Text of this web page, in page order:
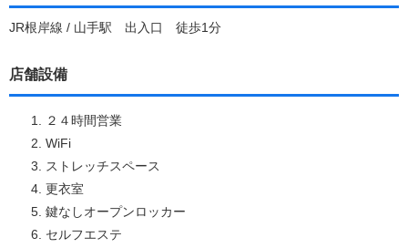
JR根岸線 / 山手駅 出入口 徒歩1分
店舗設備
２４時間営業
WiFi
ストレッチスペース
更衣室
鍵なしオープンロッカー
セルフエステ